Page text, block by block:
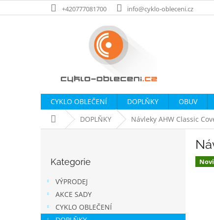
na
+420777081700 info@cyklo-obleceni.cz
CYKLO OBLEČENÍ DOPLŇKY OBUV
Domů DOPLŇKY Návleky AHW Classic
kategorie
Kategorie
VÝPRODEJ
AKCE SADY
CYKLO OBLEČENÍ